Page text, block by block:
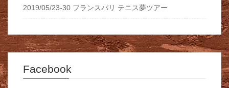
2019/05/23-30 フランスパリ テニス夢ツアー
Facebook